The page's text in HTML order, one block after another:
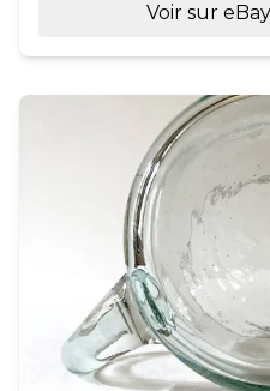
Voir sur